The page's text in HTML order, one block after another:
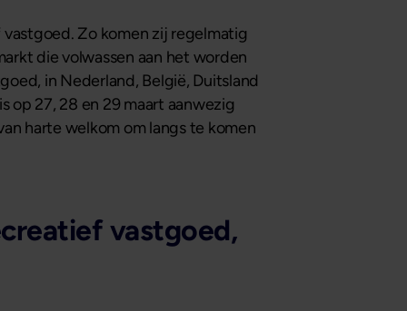
Zo komen zij regelmatig
die volwassen aan het worden
in Nederland, België, Duitsland
op 27, 28 en 29 maart aanwezig
harte welkom om langs te komen
vastgoed,